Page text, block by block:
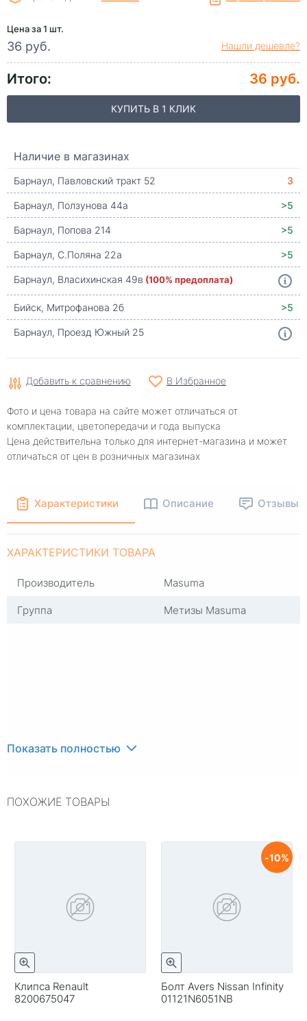
Цена за 1 шт.
36 руб. Нашли дешевле?
Итого: 36 руб.
КУПИТЬ В 1 КЛИК
Наличие в магазинах
Барнаул, Павловский тракт 52
3
Барнаул, Ползунова 44а
>5
Барнаул, Попова 214
>5
Барнаул, С.Поляна 22а
>5
Барнаул, Власихинская 49в (100% предоплата)
Бийск, Митрофанова 2б
>5
Барнаул, Проезд Южный 25
Добавить к сравнению В Избранное
Фото и цена товара на сайте может отличаться от
комплектации, цветопередачи и года выпуска
Цена действительна только для интернет-магазина и может
отличаться от цен в розничных магазинах
Характеристики Описание Отзывы
ХАРАКТЕРИСТИКИ ТОВАРА
Производитель
Masuma
Группа
Метизы Masuma
Показать полностью
ПОХОЖИЕ ТОВАРЫ
Клипса Renault
8200675047
Болт Avers Nissan Infinity
01121N6051NB
10